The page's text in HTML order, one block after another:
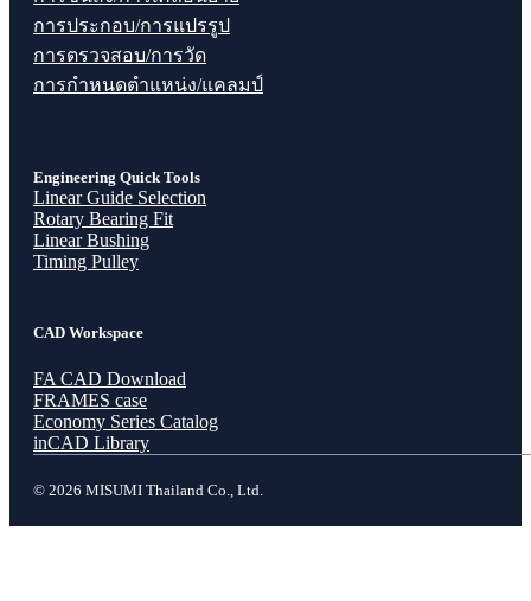
การประกอบ/การแปรรูป
การตรวจสอบ/การวัด
การกำหนดตำแหน่ง/แคลมป์
Engineering Quick Tools
Linear Guide Selection
Rotary Bearing Fit
Linear Bushing
Timing Pulley
CAD Workspace
FA CAD Download
FRAMES case
Economy Series Catalog
inCAD Library
© 2026 MISUMI Thailand Co., Ltd.